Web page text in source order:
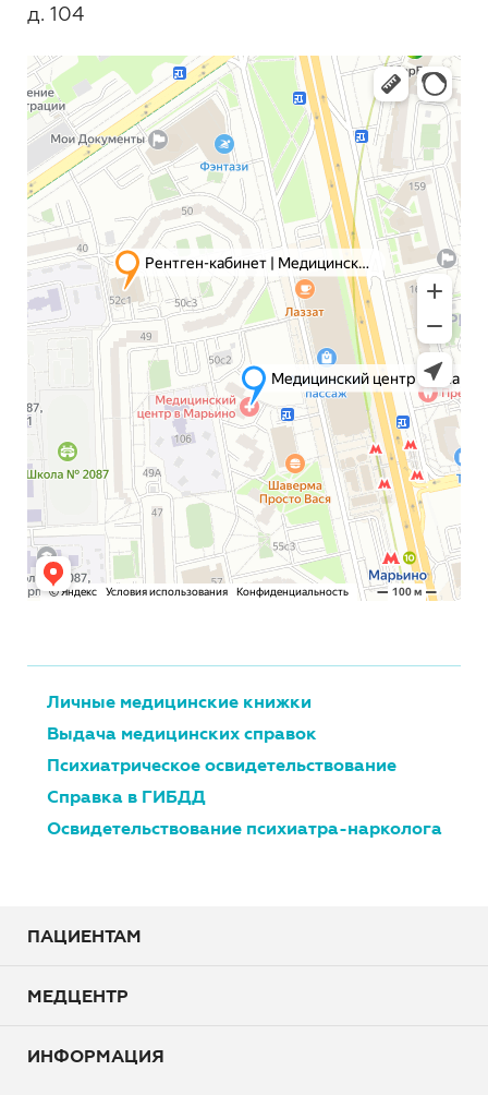
д. 104
Личные медицинские книжки
Выдача медицинских справок
Психиатрическое освидетельствование
Справка в ГИБДД
Освидетельствование психиатра-нарколога
ПАЦИЕНТАМ
МЕДЦЕНТР
ИНФОРМАЦИЯ